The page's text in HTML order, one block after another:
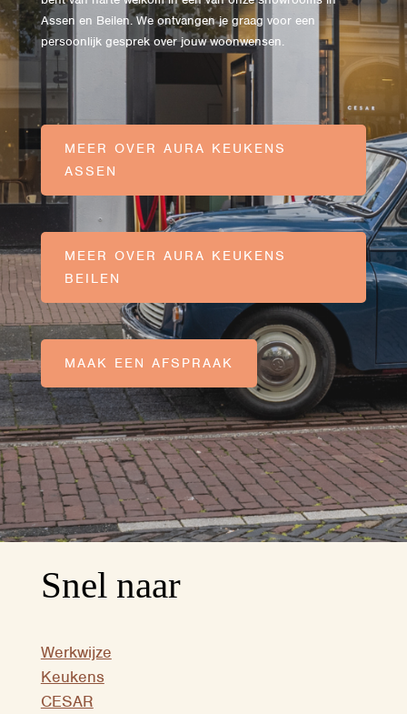
Assen en Beilen. We ontvangen je graag voor een
persoonlijk gesprek over jouw woonwensen.
MEER OVER AURA KEUKENS
ASSEN
MEER OVER AURA KEUKENS
BEILEN
MAAK EEN AFSPRAAK
Snel naar
Werkwijze
Keukens
CESAR